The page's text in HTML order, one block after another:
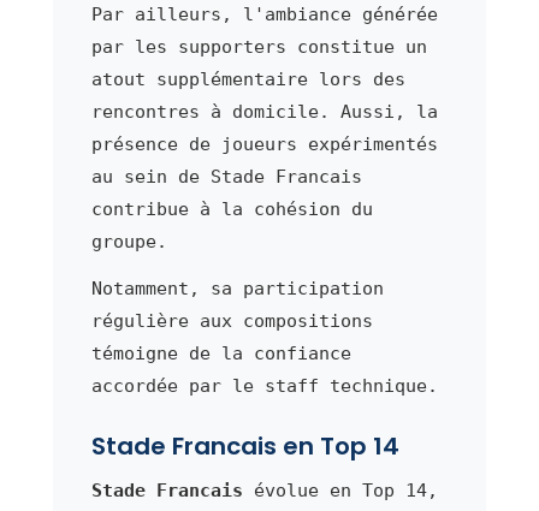
Par ailleurs, l'ambiance générée
par les supporters constitue un
atout supplémentaire lors des
rencontres à domicile. Aussi, la
présence de joueurs expérimentés
au sein de Stade Francais
contribue à la cohésion du
groupe.
Notamment, sa participation
régulière aux compositions
témoigne de la confiance
accordée par le staff technique.
Stade Francais en Top 14
Stade Francais évolue en Top 14,